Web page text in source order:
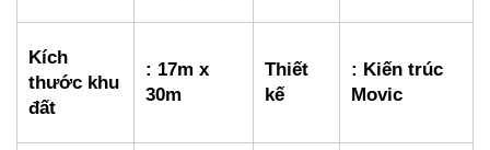
Kích
thước khu
đất
: 17m x
30m
Thiết
kế
: Kiến trúc
Movic